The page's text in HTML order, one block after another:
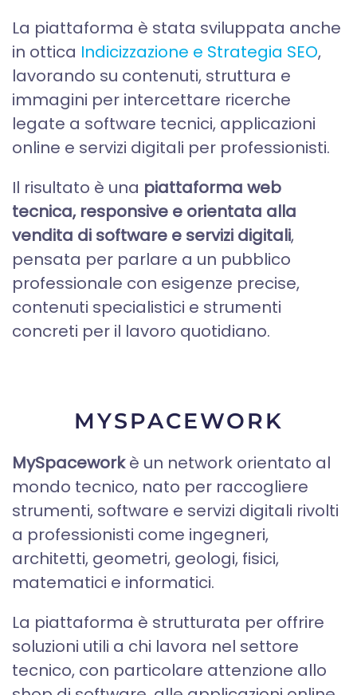
La piattaforma è stata sviluppata anche
in ottica Indicizzazione e Strategia SEO,
lavorando su contenuti, struttura e
immagini per intercettare ricerche
legate a software tecnici, applicazioni
online e servizi digitali per professionisti.
Il risultato è una piattaforma web
tecnica, responsive e orientata alla
vendita di software e servizi digitali,
pensata per parlare a un pubblico
professionale con esigenze precise,
contenuti specialistici e strumenti
concreti per il lavoro quotidiano.
MYSPACEWORK
MySpaceworkè un network orientato al
mondo tecnico, nato per raccogliere
strumenti, software e servizi digitali rivolti
a professionisti come ingegneri,
architetti, geometri, geologi, fisici,
matematici e informatici.
La piattaforma è strutturata per offrire
soluzioni utili a chi lavora nel settore
tecnico, con particolare attenzione allo